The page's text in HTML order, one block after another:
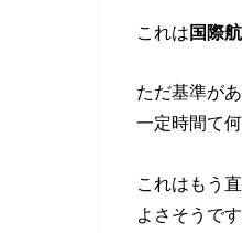
これは 国際
ただ基準が
一定時間て
これはもう
よさそうです